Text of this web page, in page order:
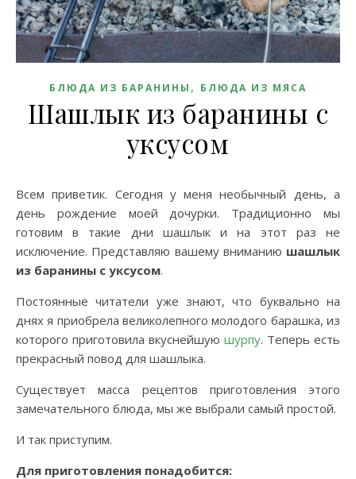
БЛЮДА ИЗ БАРАНИНЫ , БЛЮДА ИЗ МЯСА
Шашлык из баранины с
уксусом
Всем приветик. Сегодня у меня необычный день, а
день рождение моей дочурки. Традиционно мы
готовим в такие дни шашлык и на этот раз не
исключение. Представляю вашему вниманию шашлык
из баранины с уксусом.
Постоянные читатели уже знают, что буквально на
днях я приобрела великолепного молодого барашка, из
которого приготовила вкуснейшую шурпу. Теперь есть
прекрасный повод для шашлыка.
Существует масса рецептов приготовления этого
замечательного блюда, мы же выбрали самый простой.
И так приступим.
Для приготовления понадобится: